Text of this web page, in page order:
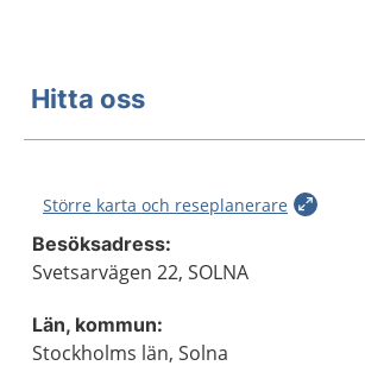
Hitta oss
Större karta och reseplanerare
Besöksadress:
Svetsarvägen 22, SOLNA
Län, kommun:
Stockholms län, Solna